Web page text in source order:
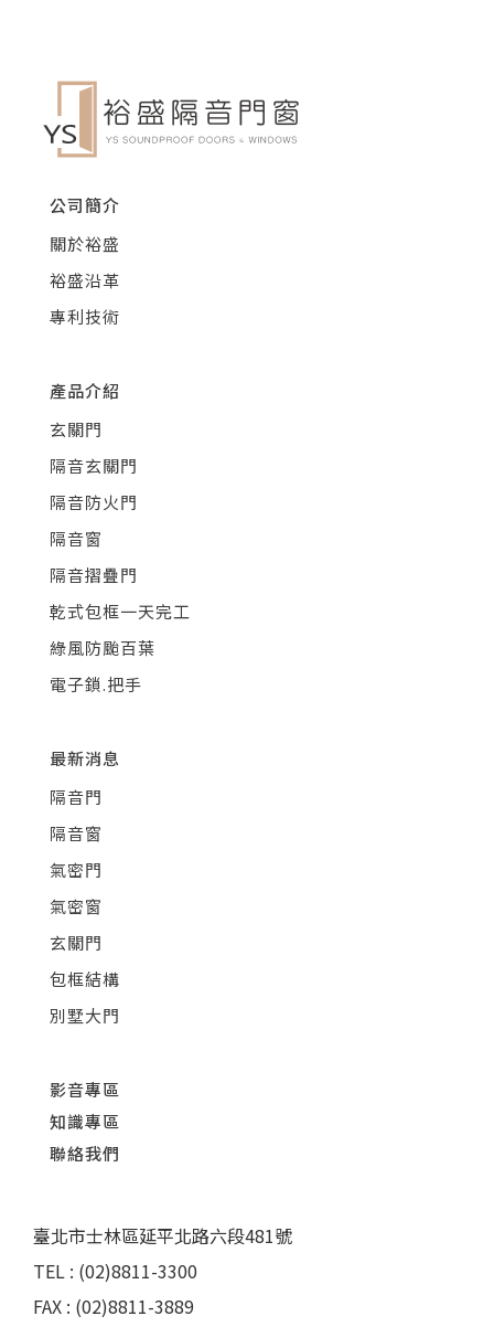
公司簡介
關於裕盛
裕盛沿革
專利技術
產品介紹
玄關門
隔音玄關門
隔音防火門
隔音窗
隔音摺疊門
乾式包框一天完工
綠風防颱百葉
電子鎖.把手
最新消息
隔音門
隔音窗
氣密門
氣密窗
玄關門
包框結構
別墅大門
影音專區
知識專區
聯絡我們
臺北市士林區延平北路六段481號
TEL : (02)8811-3300
FAX : (02)8811-3889